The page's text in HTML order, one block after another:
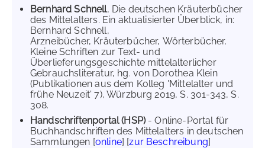
Bernhard Schnell, Die deutschen Kräuterbücher
des Mittelalters. Ein aktualisierter Überblick, in:
Bernhard Schnell,
Arzneibücher, Kräuterbücher, Wörterbücher.
Kleine Schriften zur Text- und
Überlieferungsgeschichte mittelalterlicher
Gebrauchsliteratur, hg. von Dorothea Klein
(Publikationen aus dem Kolleg 'Mittelalter und
frühe Neuzeit' 7), Würzburg 2019, S. 301-343, S.
308.
Handschriftenportal (HSP)- Online-Portal für
Buchhandschriften des Mittelalters in deutschen
Sammlungen [online] [zur Beschreibung]